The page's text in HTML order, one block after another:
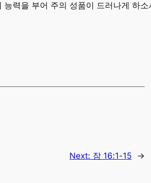
력을 부어 주의 성품이 드러나게 하소
Next: 잠 16:1-15 →